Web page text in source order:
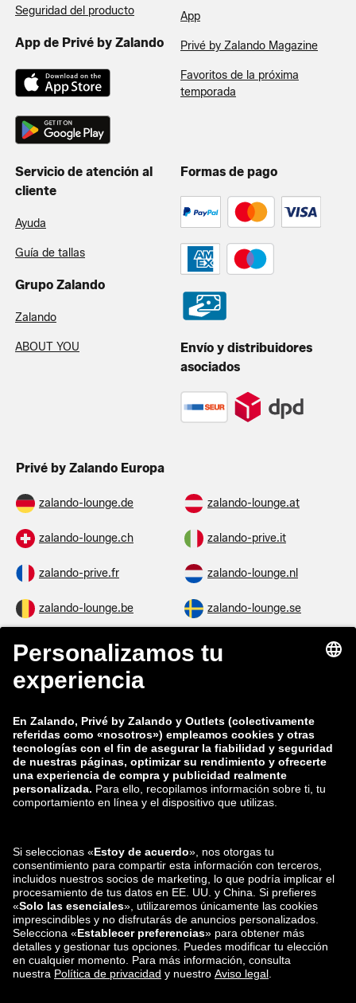
Seguridad del producto
App de Privé by Zalando
App
Privé by Zalando Magazine
Favoritos de la próxima
temporada
Servicio de atención al
cliente
Ayuda
Guía de tallas
Grupo Zalando
Zalando
ABOUT YOU
Formas de pago
Envío y distribuidores
asociados
Privé by Zalando Europa
zalando-lounge.de zalando-lounge.at
zalando-lounge.ch zalando-prive.it
zalando-prive.fr zalando-lounge.nl
zalando-lounge.be zalando-lounge.se
zalando-lounge.fi
zalando-lounge.co.uk
zalando-prive.es
zalando-lounge.lt zalando-lounge.sk
zalando-lounge.ro zalando-lounge.hr
zalando-lounge.lu zalando-lounge.ee
zalando-lounge.lv zalando-lounge.no
También nos
encuentras en